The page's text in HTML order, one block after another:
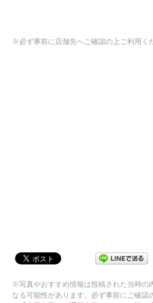
※必ず事前に店舗先へご確認の上ご利用く
※写真やおすすめ情報は投稿された当時の
なる可能性があります。必ず事前にご確認